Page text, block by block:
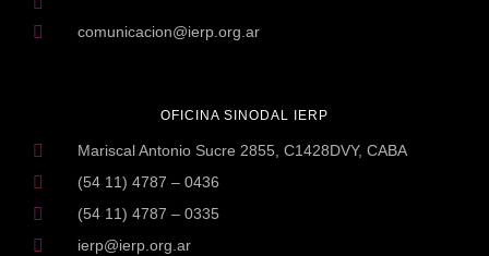
OFICINA SINODAL IERP
Mariscal Antonio Sucre 2855, C1428DVY, CABA
(54 11) 4787 – 0436
(54 11) 4787 – 0335
ierp@ierp.org.ar
comunicacion@ierp.org.ar